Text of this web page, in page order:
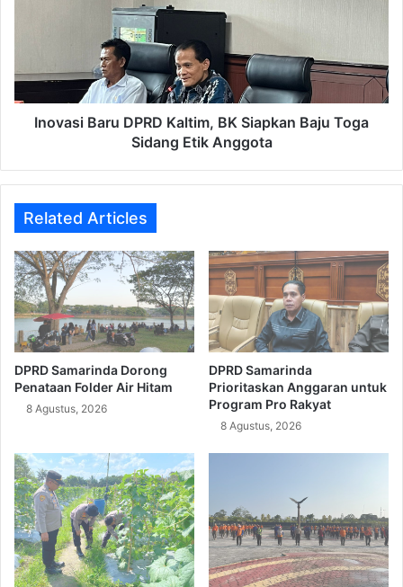
Toga
Sidang
Inovasi Baru DPRD Kaltim, BK Siapkan Baju Toga
Sidang Etik Anggota
Related Articles
DPRD Samarinda Dorong
Penataan Folder Air Hitam
8 Agustus, 2026
DPRD Samarinda
Prioritaskan Anggaran untuk
Program Pro Rakyat
8 Agustus, 2026